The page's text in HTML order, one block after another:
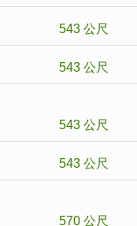
543 公尺
543 公尺
543 公尺
543 公尺
570 公尺